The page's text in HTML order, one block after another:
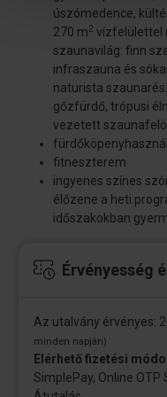
úszómedence,
270 m2 vízfelülettel
szaunavilág: finn
infraszauna és
naturista
gőzfürdő, trópusi
vezetett
fitneszterem
ingyenes színes
élőzene a heti
időszakokban
Érvényesség
Az utalvány érvényes:
minden napján)
Elérhető fizetési
SimplePay, Online